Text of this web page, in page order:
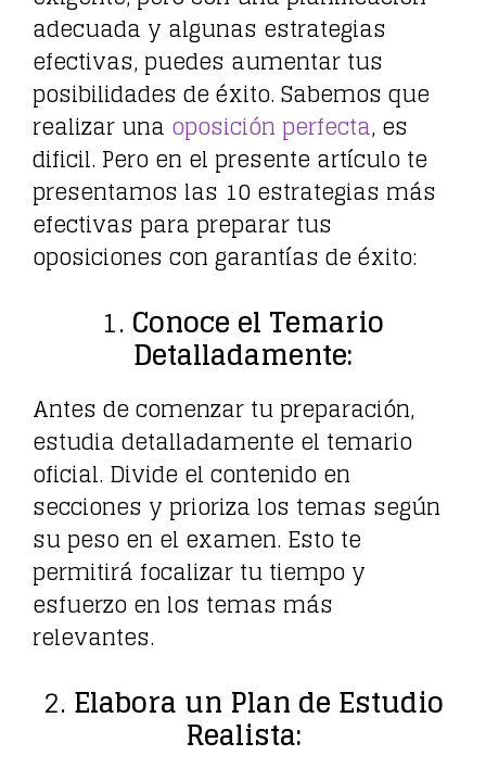
adecuada y algunas estrategias
efectivas, puedes aumentar tus
posibilidades de éxito. Sabemos que
realizar una oposición perfecta, es
dificil. Pero en el presente artículo te
presentamos las 10 estrategias más
efectivas para preparar tus
oposiciones con garantías de éxito:
1. Conoce el Temario
Detalladamente:
Antes de comenzar tu preparación,
estudia detalladamente el temario
oficial. Divide el contenido en
secciones y prioriza los temas según
su peso en el examen. Esto te
permitirá focalizar tu tiempo y
esfuerzo en los temas más
relevantes.
2. Elabora un Plan de Estudio
Realista: